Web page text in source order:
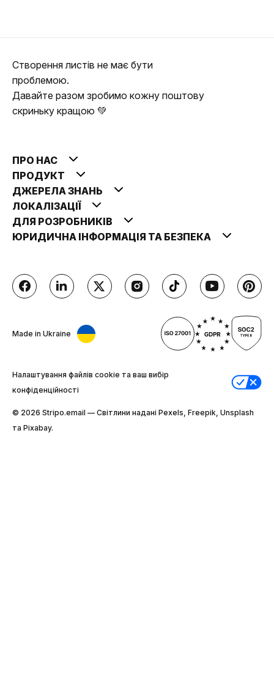
Створення листів не має бути
проблемою.
Давайте разом зробимо кожну поштову
скриньку кращою 💚
ПРО НАС
ПРОДУКТ
ДЖЕРЕЛА ЗНАНЬ
ЛОКАЛІЗАЦІЇ
ДЛЯ РОЗРОБНИКІВ
ЮРИДИЧНА ІНФОРМАЦІЯ ТА БЕЗПЕКА
Made in Ukraine
Налаштування файлів cookie та ваш вибір
конфіденційності
© 2026 Stripо.email — Світлини надані Pexels, Freepik, Unsplash
та Pixabay.